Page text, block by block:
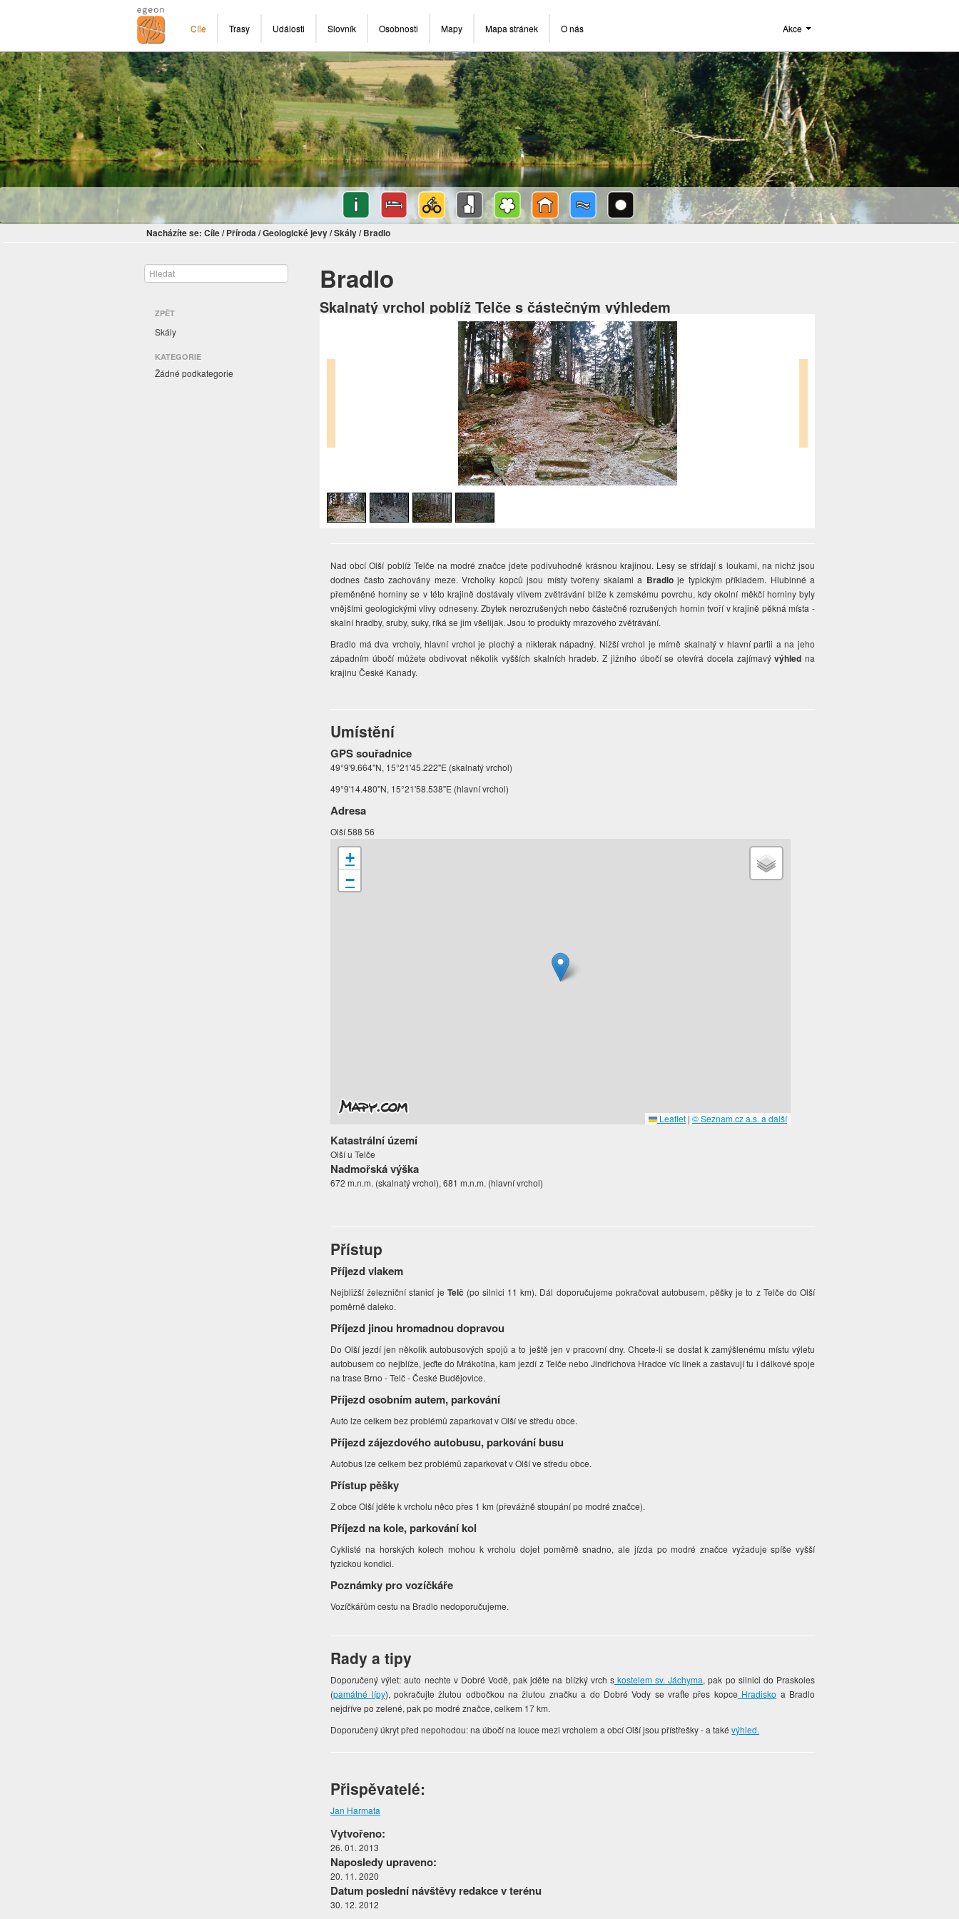
Cíle Trasy Události Slovník Osobnosti Mapy Mapa stránek O nás Akce
Nacházíte se: Cíle/ Příroda/Geologické jevy/Skály/ Bradlo
ZPĚT
Skály
KATEGORIE
Žádné podkategorie
Bradlo
Skalnatý vrchol poblíž Telče s částečným výhledem
Nad obcí Olší poblíž Telče na modré značce jdete podivuhodně krásnou krajinou. Lesy se střídají s loukami, na nichž jsou
dodnes často zachovány meze. Vrcholky kopců jsou místy tvořeny skalami a Bradloje typickým příkladem. Hlubinné a
přeměněné horniny se v této krajině dostávaly vlivem zvětrávání blíže k zemskému povrchu, kdy okolní měkčí horniny byly
vnějšími geologickými vlivy odneseny. Zbytek nerozrušených nebo částečně rozrušených hornin tvoří v krajině pěkná místa -
skalní hradby, sruby, suky, říká se jim všelijak. Jsou to produkty mrazového zvětrávání.
Bradlo má dva vrcholy, hlavní vrchol je plochý a nikterak nápadný. Nižší vrchol je mírně skalnatý v hlavní partii a na jeho
západním úbočí můžete obdivovat několik vyšších skalních hradeb. Z jižního úbočí se otevírá docela zajímavývýhled na
krajinu České Kanady.
Umístění
GPS souřadnice
49°9'9.664"N, 15°21'45.222"E (skalnatý vrchol)
49°9'14.480"N, 15°21'58.538"E (hlavní vrchol)
Adresa
Olší 588 56
+
−
Leaflet | © Seznam.cz a.s. a další
Katastrální území
Olší u Telče
Nadmořská výška
672 m.n.m. (skalnatý vrchol), 681 m.n.m. (hlavní vrchol)
Přístup
Příjezd vlakem
Nejbližší železniční stanicí je Telč (po silnici 11 km). Dál doporučujeme pokračovat autobusem, pěšky je to z Telče do Olší
poměrně daleko.
Příjezd jinou hromadnou dopravou
Do Olší jezdí jen několik autobusových spojů a to ještě jen v pracovní dny. Chcete-li se dostat k zamýšlenému místu výletu
autobusem co nejblíže, jeďte do Mrákotína, kam jezdí z Telče nebo Jindřichova Hradce víc linek a zastavují tu i dálkové spoje
na trase Brno - Telč - České Budějovice.
Příjezd osobním autem, parkování
Auto lze celkem bez problémů zaparkovat v Olší ve středu obce.
Příjezd zájezdového autobusu, parkování busu
Autobus lze celkem bez problémů zaparkovat v Olší ve středu obce.
Přístup pěšky
Z obce Olší jděte k vrcholu něco přes 1 km (převážně stoupání po modré značce).
Příjezd na kole, parkování kol
Cyklisté na horských kolech mohou k vrcholu dojet poměrně snadno, ale jízda po modré značce vyžaduje spíše vyšší
fyzickou kondici.
Poznámky pro vozíčkáře
Vozíčkářům cestu na Bradlo nedoporučujeme.
Rady a tipy
Doporučený výlet: auto nechte v Dobré Vodě, pak jděte na blízký vrch skostelem sv. Jáchyma, pak po silnici do Praskoles
(památné lípy), pokračujte žlutou odbočkou na žlutou značku a do Dobré Vody se vraťte přes kopce Hradisko a Bradlo
nejdříve po zelené, pak po modré značce, celkem 17 km.
Doporučený úkryt před nepohodou: na úbočí na louce mezi vrcholem a obcí Olší jsou přístřešky - a takévýhled.
Přispěvatelé:
Jan Harmata
Vytvořeno:
26. 01. 2013
Naposledy upraveno:
20. 11. 2020
Datum poslední návštěvy redakce v terénu
30. 12. 2012